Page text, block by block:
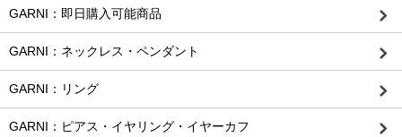
GARNI：即日購入可能商品
GARNI：ネックレス・ペンダント
GARNI：リング
GARNI：ピアス・イヤリング・イヤーカフ